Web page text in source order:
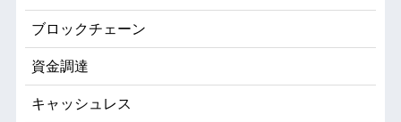
ブロックチェーン
資金調達
キャッシュレス